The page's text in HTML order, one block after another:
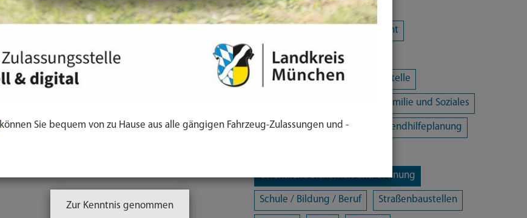
Bauen und Wohnen
Bürgerschaftliches Engagement
Chancengleichheit
Eltern- und Jugendberatungsstelle
Familie und Soziales
Freizeit / Kultur / Sport Jugendhilfeplanung
Öffentliche Sicherheit und Ordnung
Schule / Bildung / Beruf Straßenbaustellen
können Sie bequem von zu Hause aus alle gängigen Fahrzeug-Zulassungen und -
Zur Kenntnis genommen